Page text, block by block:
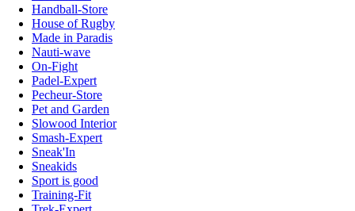
Handball-Store
House of Rugby
Made in Paradis
Nauti-wave
On-Fight
Padel-Expert
Pecheur-Store
Pet and Garden
Slowood Interior
Smash-Expert
Sneak'In
Sneakids
Sport is good
Training-Fit